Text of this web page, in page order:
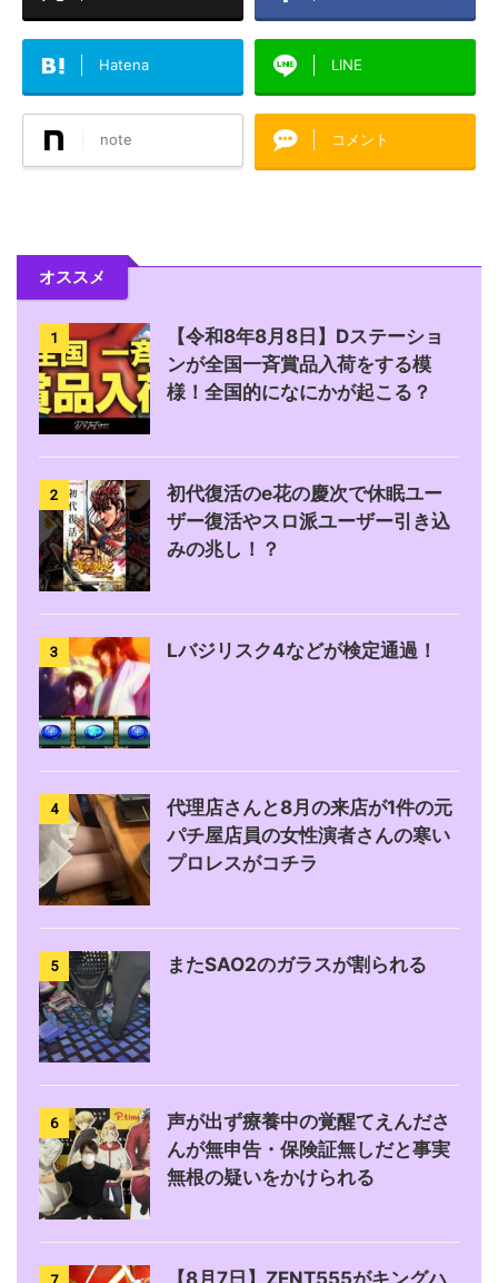
Hatena LINE
note コメント
オススメ
1
【令和8年8月8日】Dステーショ
ンが全国一斉賞品入荷をする模
様！全国的になにかが起こる？
2
初代復活のe花の慶次で休眠ユー
ザー復活やスロ派ユーザー引き込
みの兆し！？
3 Lバジリスク4などが検定通過！
4
代理店さんと8月の来店が1件の元
パチ屋店員の女性演者さんの寒い
プロレスがコチラ
5 またSAO2のガラスが割られる
6
声が出ず療養中の覚醒てえんださ
んが無申告・保険証無しだと事実
無根の疑いをかけられる
【8月7日】ZENT555がキングハ